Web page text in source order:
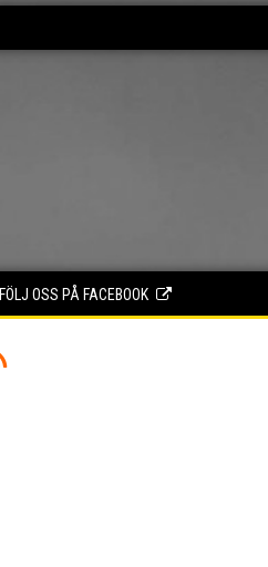
FÖLJ OSS PÅ FACEBOOK